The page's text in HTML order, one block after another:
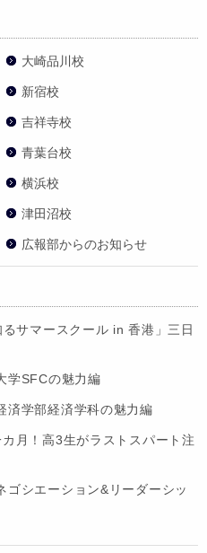
大崎品川校
新宿校
吉祥寺校
青葉台校
横浜校
津田沼校
広報部からのお知らせ
るサマースクール in 香港」三日
学SFCの魅力編
済学部経済学科の魅力編
月！高3生がラストスパート注
ゴシエーション&リーダーシッ